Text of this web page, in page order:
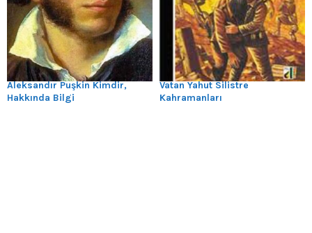
Aleksandır Puşkin Kimdir,
Hakkında Bilgi
Vatan Yahut Silistre
Kahramanları